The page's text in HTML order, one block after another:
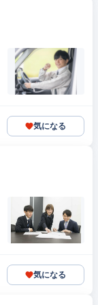
気になる
気になる